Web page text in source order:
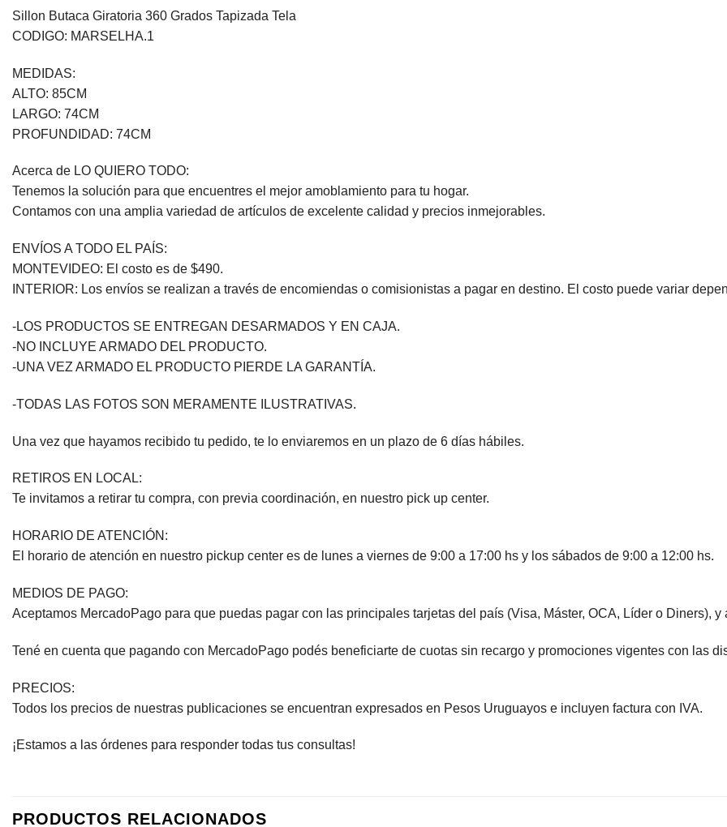
Sillon Butaca Giratoria 360 Grados Tapizada Tela
CODIGO: MARSELHA.1
MEDIDAS:
ALTO: 85CM
LARGO: 74CM
PROFUNDIDAD: 74CM
Acerca de LO QUIERO TODO:
Tenemos la solución para que encuentres el mejor amoblamiento para tu hogar.
Contamos con una amplia variedad de artículos de excelente calidad y precios inmejorables.
ENVÍOS A TODO EL PAÍS:
MONTEVIDEO: El costo es de $490.
INTERIOR: Los envíos se realizan a través de encomiendas o comisionistas a pagar en destino. El costo puede variar
-LOS PRODUCTOS SE ENTREGAN DESARMADOS Y EN CAJA.
-NO INCLUYE ARMADO DEL PRODUCTO.
-UNA VEZ ARMADO EL PRODUCTO PIERDE LA GARANTÍA.
-TODAS LAS FOTOS SON MERAMENTE ILUSTRATIVAS.
Una vez que hayamos recibido tu pedido, te lo enviaremos en un plazo de 6 días hábiles.
RETIROS EN LOCAL:
Te invitamos a retirar tu compra, con previa coordinación, en nuestro pick up center.
HORARIO DE ATENCIÓN:
El horario de atención en nuestro pickup center es de lunes a viernes de 9:00 a 17:00 hs y los sábados de 9:00 a 12:00 hs.
MEDIOS DE PAGO:
Aceptamos MercadoPago para que puedas pagar con las principales tarjetas del país (Visa, Máster, OCA, Líder o Diners),
Tené en cuenta que pagando con MercadoPago podés beneficiarte de cuotas sin recargo y promociones vigentes con las
PRECIOS:
Todos los precios de nuestras publicaciones se encuentran expresados en Pesos Uruguayos e incluyen factura con IVA.
¡Estamos a las órdenes para responder todas tus consultas!
PRODUCTOS RELACIONADOS